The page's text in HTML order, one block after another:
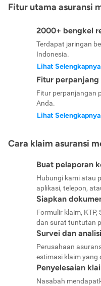
Fitur utama asuransi
2000+ bengkel
Terdapat jaringan
Indonesia.
Lihat Selengkapnya
Fitur perpanjang
Fitur perpanjangan
Anda.
Lihat Selengkapnya
Cara klaim asuransi
Buat pelaporan
Hubungi kami atau
aplikasi, telepon,
Siapkan
Formulir klaim, KTP,
dan surat tuntutan
Survei dan
Perusahaan
estimasi klaim yang
Penyelesaian
Nasabah